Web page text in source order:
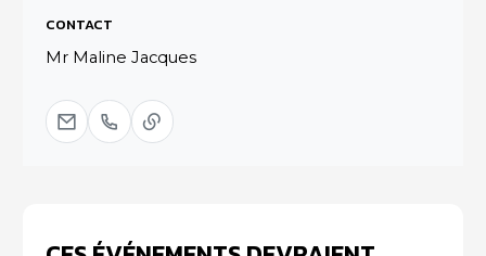
CONTACT
Mr Maline Jacques